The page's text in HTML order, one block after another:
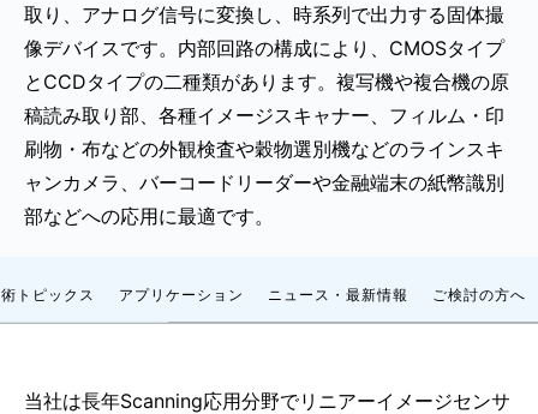
取り、アナログ信号に変換し、時系列で出力する固体撮
像デバイスです。内部回路の構成により、CMOSタイプ
とCCDタイプの二種類があります。複写機や複合機の原
稿読み取り部、各種イメージスキャナー、フィルム・印
刷物・布などの外観検査や穀物選別機などのラインスキ
ャンカメラ、バーコードリーダーや金融端末の紙幣識別
部などへの応用に最適です。
トピックス アプリケーション ニュース・最新情報 ご検討の方へ
当社は長年Scanning応用分野でリニアーイメージセンサ